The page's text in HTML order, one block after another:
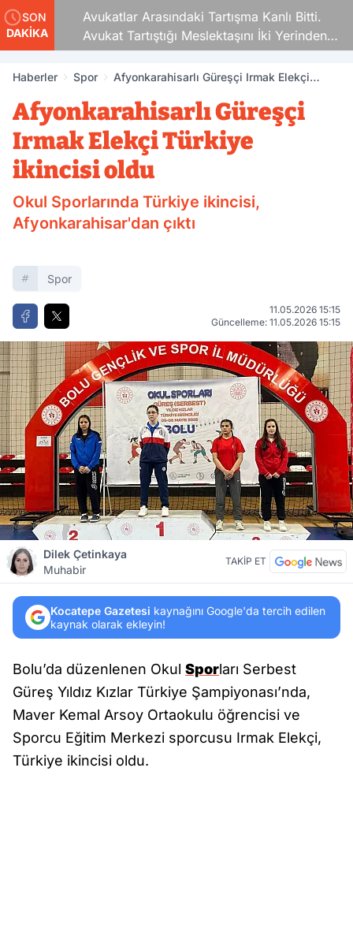
SON
DAKİKA
Avukatlar Arasındaki Tartışma Kanlı Bitti.
Avukat Tartıştığı Meslektaşını İki Yerinden
Vurdu
Haberler Spor
Afyonkarahisarlı Güreşçi Irmak Elekçi
Afyonkarahisarlı Güreşçi
Irmak Elekçi Türkiye
ikincisi oldu
Okul Sporlarında Türkiye ikincisi,
Afyonkarahisar'dan çıktı
Spor
11.05.2026 15:15
Güncelleme: 11.05.2026 15:15
Dilek Çetinkaya
Muhabir
TAKİP ET
Kocatepe Gazetesi kaynağını Google'da tercih edilen
kaynak olarak ekleyin!
Bolu’da düzenlenen Okul Sporları Serbest
Güreş Yıldız Kızlar Türkiye Şampiyonası’nda,
Maver Kemal Arsoy Ortaokulu öğrencisi ve
Sporcu Eğitim Merkezi sporcusu Irmak Elekçi,
Türkiye ikincisi oldu.